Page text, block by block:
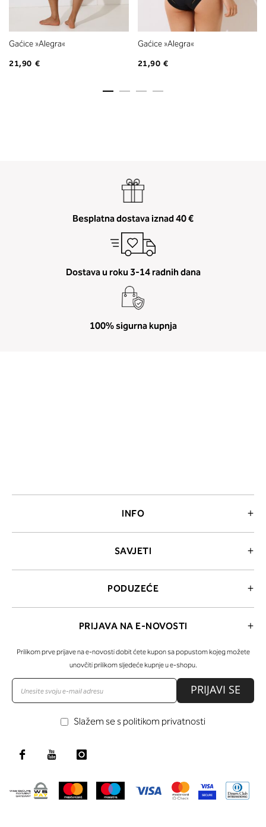
Gaćice »Alegra«
21,90 €
Gaćice »Alegra«
21,90 €
Besplatna dostava iznad 40 €
Dostava u roku 3-14 radnih dana
100% sigurna kupnja
INFO
SAVJETI
PODUZEĆE
PRIJAVA NA E-NOVOSTI
Prilikom prve prijave na e-novosti dobit ćete kupon sa popustom kojeg možete
unovčiti prilikom sljedeće kupnje u e-shopu.
PRIJAVI SE
Slažem se s politikom privatnosti